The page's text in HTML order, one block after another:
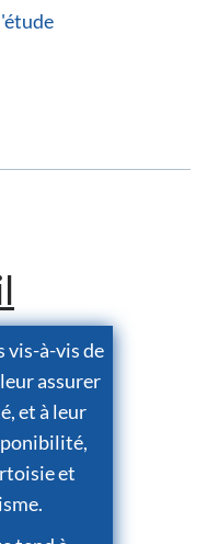
vis-à-vis de
assurer
et à leur
et